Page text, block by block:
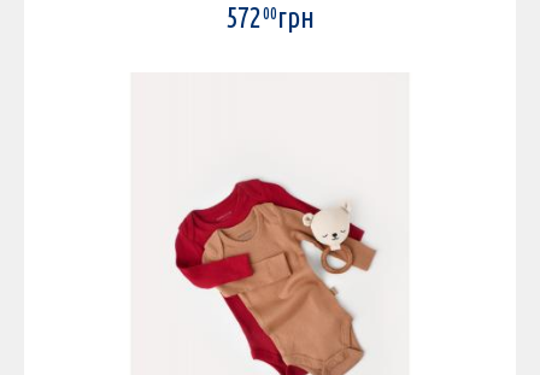
57200грн